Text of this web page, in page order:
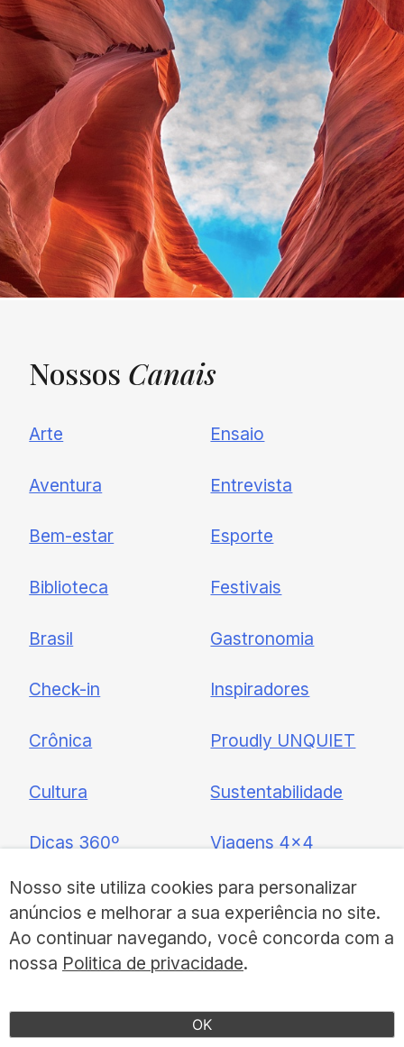
UNQUIET
Newsletter
nossas novidades.
Nossos Canais
Arte
Aventura
Bem-estar
Biblioteca
Brasil
Check-in
Crônica
Cultura
Dicas 360º
Ensaio
Entrevista
Esporte
Festivais
Gastronomia
Inspiradores
Proudly UNQUIET
Sustentabilidade
Viagens 4×4
Sobrea UNQUIET
Institucional Fale Conosco
Assinar Revista
Nosso site utiliza cookies para personalizar
anúncios e melhorar a sua experiência no site.
Ao continuar navegando, você concorda com a
nossa Politica de privacidade.
OK